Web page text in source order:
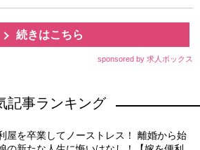
続きはこちら
sponsored by 求人ボックス
記事ランキング
屋を卒業してノーストレス！ 離婚から始